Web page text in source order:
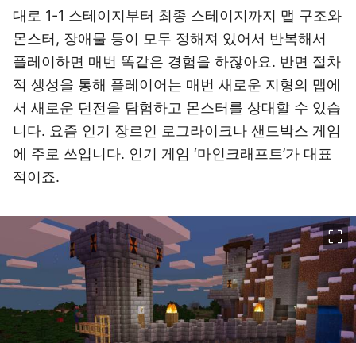
대로 1-1 스테이지부터 최종 스테이지까지 맵 구조와
몬스터, 장애물 등이 모두 정해져 있어서 반복해서
플레이하면 매번 똑같은 경험을 하잖아요. 반면 절차
적 생성을 통해 플레이어는 매번 새로운 지형의 맵에
서 새로운 던전을 탐험하고 몬스터를 상대할 수 있습
니다. 요즘 인기 장르인 로그라이크나 샌드박스 게임
에 주로 쓰입니다. 인기 게임 ‘마인크래프트’가 대표
적이죠.